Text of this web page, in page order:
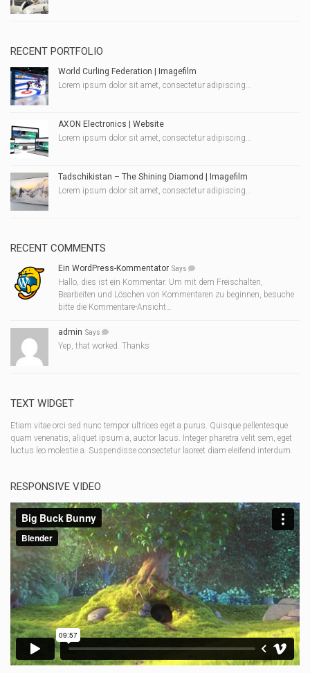
RECENT PORTFOLIO
World Curling Federation | Imagefilm
Lorem ipsum dolor sit amet, consectetur adipiscing...
AXON Electronics | Website
Lorem ipsum dolor sit amet, consectetur adipiscing...
Tadschikistan – The Shining Diamond | Imagefilm
Lorem ipsum dolor sit amet, consectetur adipiscing...
RECENT COMMENTS
Ein WordPress-Kommentator Says
Hallo, dies ist ein Kommentar. Um mit dem Freischalten,
Bearbeiten und Löschen von Kommentaren zu beginnen, besuche
bitte die Kommentare-Ansicht…
admin Says
Yep, that worked. Thanks
TEXT WIDGET
Etiam vitae orci sed nunc tempor ultrices eget a purus. Quisque pellentesque
quam venenatis, aliquet ipsum a, auctor lacus. Integer pharetra velit sem, eget
luctus leo molestie a. Suspendisse consectetur laoreet diam eleifend interdum.
RESPONSIVE VIDEO